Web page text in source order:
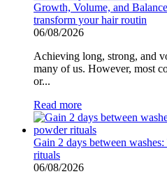
Growth, Volume, and
transform your hair routin
06/08/2026
Achieving long, strong, and
many of us. However, most
or...
Read more
Gain 2 days between
rituals
06/08/2026